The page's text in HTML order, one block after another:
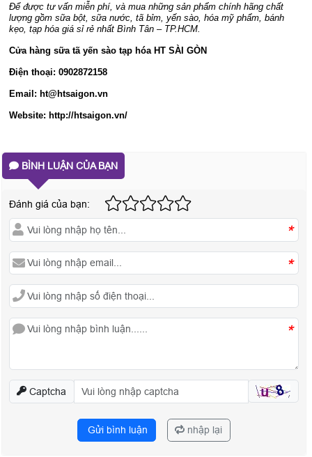
Để được tư vấn miễn phí, và mua những sản phẩm chính hãng chất
lượng gồm sữa bột, sữa nước, tã bỉm, yến sào, hóa mỹ phẩm, bánh
kẹo, tạp hóa giá sỉ rẻ nhất Bình Tân – TP.HCM.
Cửa hàng sữa tã yến sào tạp hóa HT SÀI GÒN
Điện thoại: 0902872158
Email: ht@htsaigon.vn
Website: http://htsaigon.vn/
BÌNH LUẬN CỦA BẠN
Đánh giá của bạn:
*
*
*
Captcha
Gửi bình luận nhập lại